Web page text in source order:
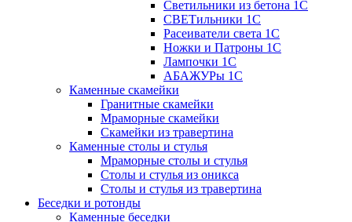
Светильники из бетона 1С
СВЕТильники 1С
Расеиватели света 1С
Ножки и Патроны 1С
Лампочки 1С
АБАЖУРы 1С
Каменные скамейки
Гранитные скамейки
Мраморные скамейки
Скамейки из травертина
Каменные столы и стулья
Мраморные столы и стулья
Столы и стулья из оникса
Столы и стулья из травертина
Беседки и ротонды
Каменные беседки